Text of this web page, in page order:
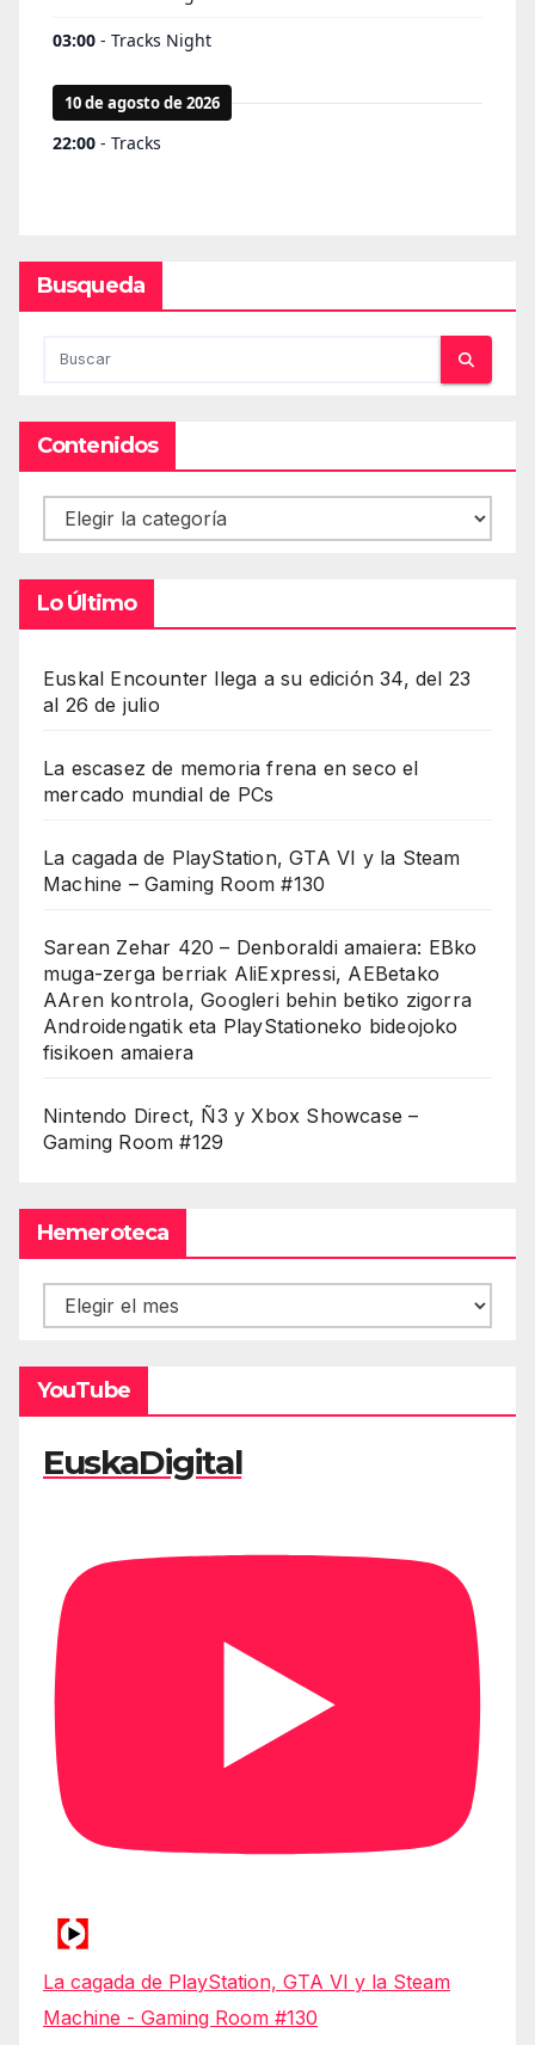
Busqueda
Contenidos
Contenidos
Lo Último
Euskal Encounter llega a su edición 34, del 23
al 26 de julio
La escasez de memoria frena en seco el
mercado mundial de PCs
La cagada de PlayStation, GTA VI y la Steam
Machine – Gaming Room #130
Sarean Zehar 420 – Denboraldi amaiera: EBko
muga-zerga berriak AliExpressi, AEBetako
AAren kontrola, Googleri behin betiko zigorra
Androidengatik eta PlayStationeko bideojoko
fisikoen amaiera
Nintendo Direct, Ñ3 y Xbox Showcase –
Gaming Room #129
Hemeroteca
Hemeroteca
YouTube
EuskaDigital
La cagada de PlayStation, GTA VI y la Steam
Machine - Gaming Room #130